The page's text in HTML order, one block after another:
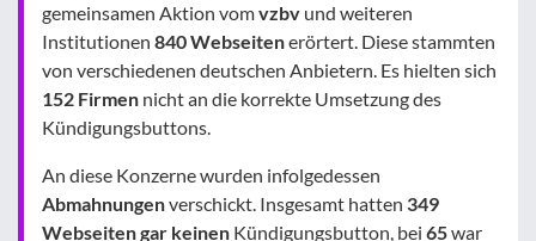
gemeinsamen Aktion vomvzbv und weiteren
Institutionen 840 Webseitenerörtert. Diese stammten
von verschiedenen deutschen Anbietern. Es hielten sich
152 Firmen nicht an die korrekte Umsetzung des
Kündigungsbuttons.
An diese Konzerne wurden infolgedessen
Abmahnungenverschickt. Insgesamt hatten 349
Webseitengar keinen Kündigungsbutton, bei 65war